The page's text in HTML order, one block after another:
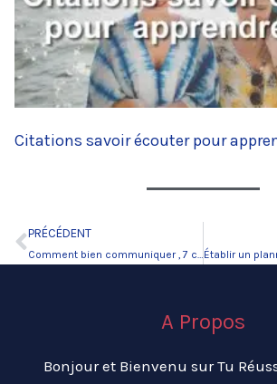
Citations savoir écouter pour
Précédent
PRÉCÉDENT
A Propos
Bonjour et Bienvenu sur Tu